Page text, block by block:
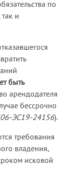
по
и
быть
арендодателя
бессрочно
ЭС19-24156).
требования
владения,
исковой